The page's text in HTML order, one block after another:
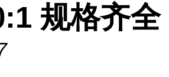
规格齐全